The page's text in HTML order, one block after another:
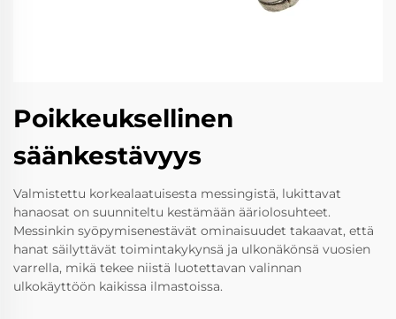
Poikkeuksellinen
säänkestävyys
Valmistettu korkealaatuisesta messingistä, lukittavat
hanaosat on suunniteltu kestämään ääriolosuhteet.
Messinkin syöpymisenestävät ominaisuudet takaavat, että
hanat säilyttävät toimintakykynsä ja ulkonäkönsä vuosien
varrella, mikä tekee niistä luotettavan valinnan
ulkokäyttöön kaikissa ilmastoissa.